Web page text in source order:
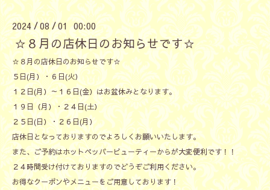
2024/08/01 00:00
☆８月の店休日のお知らせです☆
☆８月の店休日のお知らせです☆
５日(月）・６日(火）
１２日(月）～１６日(金）はお盆休みとなります。
１９日（月）・２４日(土）
２５日(日）・２６日(月）
店休日となっておりますのでよろしくお願いいたします。
また、ご予約はホットペッパービューティーからが大変便利です！！
２４時間受け付けておりますのでどうぞご利用ください。
お得なクーポンやメニューをご用意しております！